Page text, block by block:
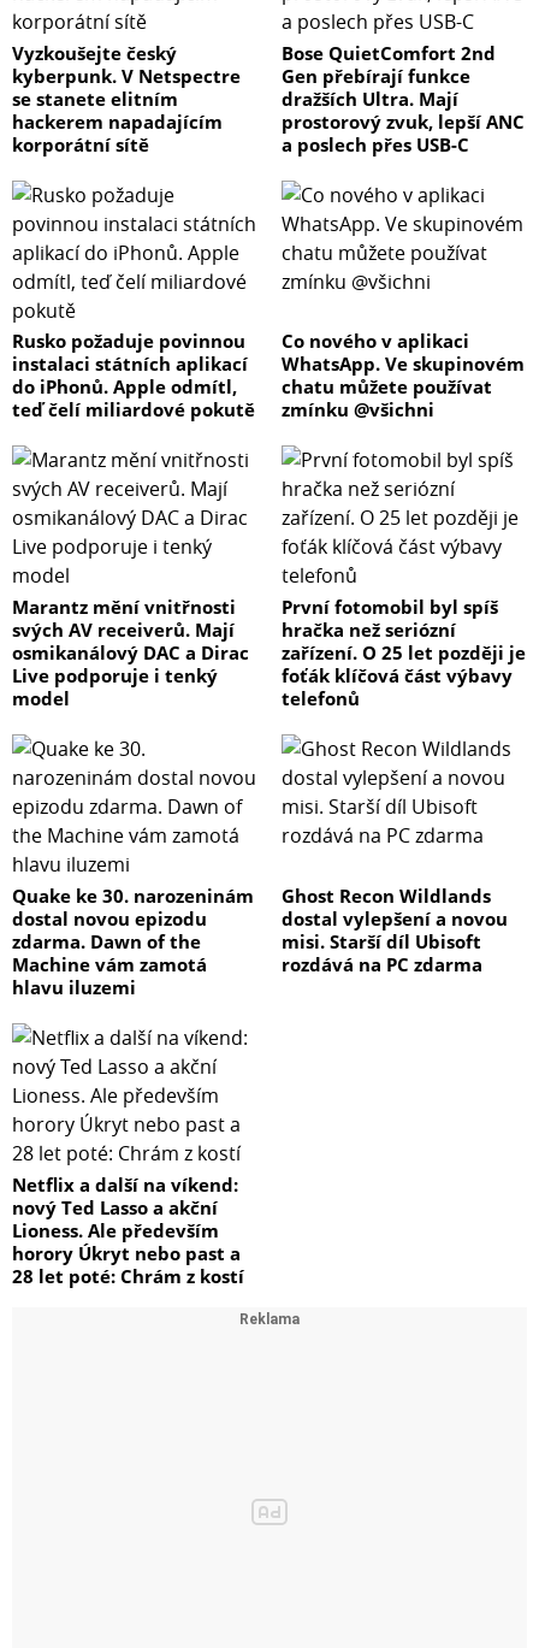
Vyzkoušejte český
kyberpunk. V Netspectre
se stanete elitním
hackerem napadajícím
korporátní sítě
Bose QuietComfort 2nd
Gen přebírají funkce
dražších Ultra. Mají
prostorový zvuk, lepší ANC
a poslech přes USB-C
Rusko požaduje povinnou
instalaci státních aplikací
do iPhonů. Apple odmítl,
teď čelí miliardové pokutě
Co nového v aplikaci
WhatsApp. Ve skupinovém
chatu můžete používat
zmínku @všichni
Marantz mění vnitřnosti
svých AV receiverů. Mají
osmikanálový DAC a Dirac
Live podporuje i tenký
model
První fotomobil byl spíš
hračka než seriózní
zařízení. O 25 let později je
foťák klíčová část výbavy
telefonů
Quake ke 30. narozeninám
dostal novou epizodu
zdarma. Dawn of the
Machine vám zamotá
hlavu iluzemi
Ghost Recon Wildlands
dostal vylepšení a novou
misi. Starší díl Ubisoft
rozdává na PC zdarma
Netflix a další na víkend:
nový Ted Lasso a akční
Lioness. Ale především
horory Úkryt nebo past a
28 let poté: Chrám z kostí